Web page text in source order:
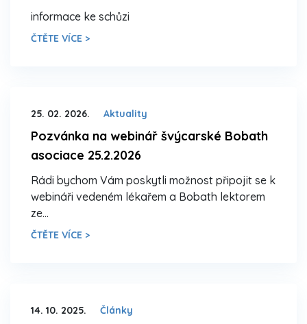
informace ke schůzi
ČTĚTE VÍCE >
25. 02. 2026. Aktuality
Pozvánka na webinář švýcarské Bobath
asociace 25.2.2026
Rádi bychom Vám poskytli možnost připojit se k
webináři vedeném lékařem a Bobath lektorem
ze…
ČTĚTE VÍCE >
14. 10. 2025. Články